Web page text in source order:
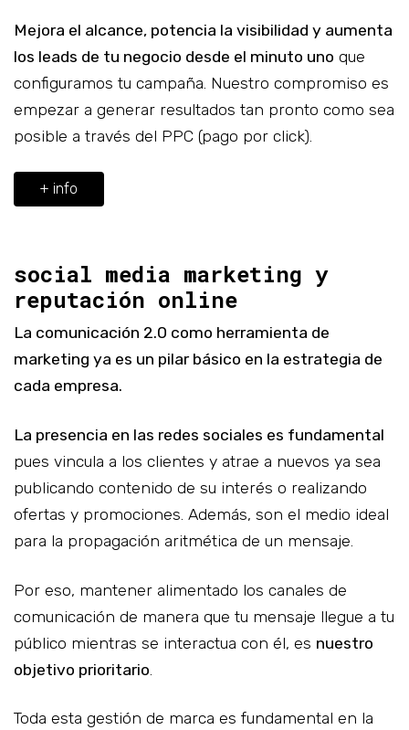
Mejora el alcance, potencia la visibilidad y aumenta
los leads de tu negocio desde el minuto uno que
configuramos tu campaña. Nuestro compromiso es
empezar a generar resultados tan pronto como sea
posible a través del PPC (pago por click).
+ info
social media marketing y
reputación online
La comunicación 2.0 como herramienta de
marketing ya es un pilar básico en la estrategia de
cada empresa.
La presencia en las redes sociales es fundamental
pues vincula a los clientes y atrae a nuevos ya sea
publicando contenido de su interés o realizando
ofertas y promociones. Además, son el medio ideal
para la propagación aritmética de un mensaje.
Por eso, mantener alimentado los canales de
comunicación de manera que tu mensaje llegue a tu
público mientras se interactua con él, es nuestro
objetivo prioritario
Toda esta gestión de marca es fundamental en la